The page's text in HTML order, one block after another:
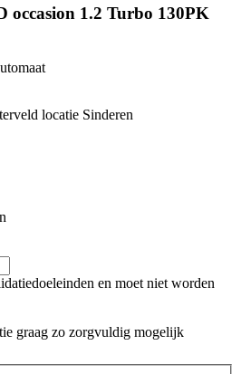
1.2 Turbo 130PK
locatie Sinderen
en moet niet worden
graag zo zorgvuldig mogelijk